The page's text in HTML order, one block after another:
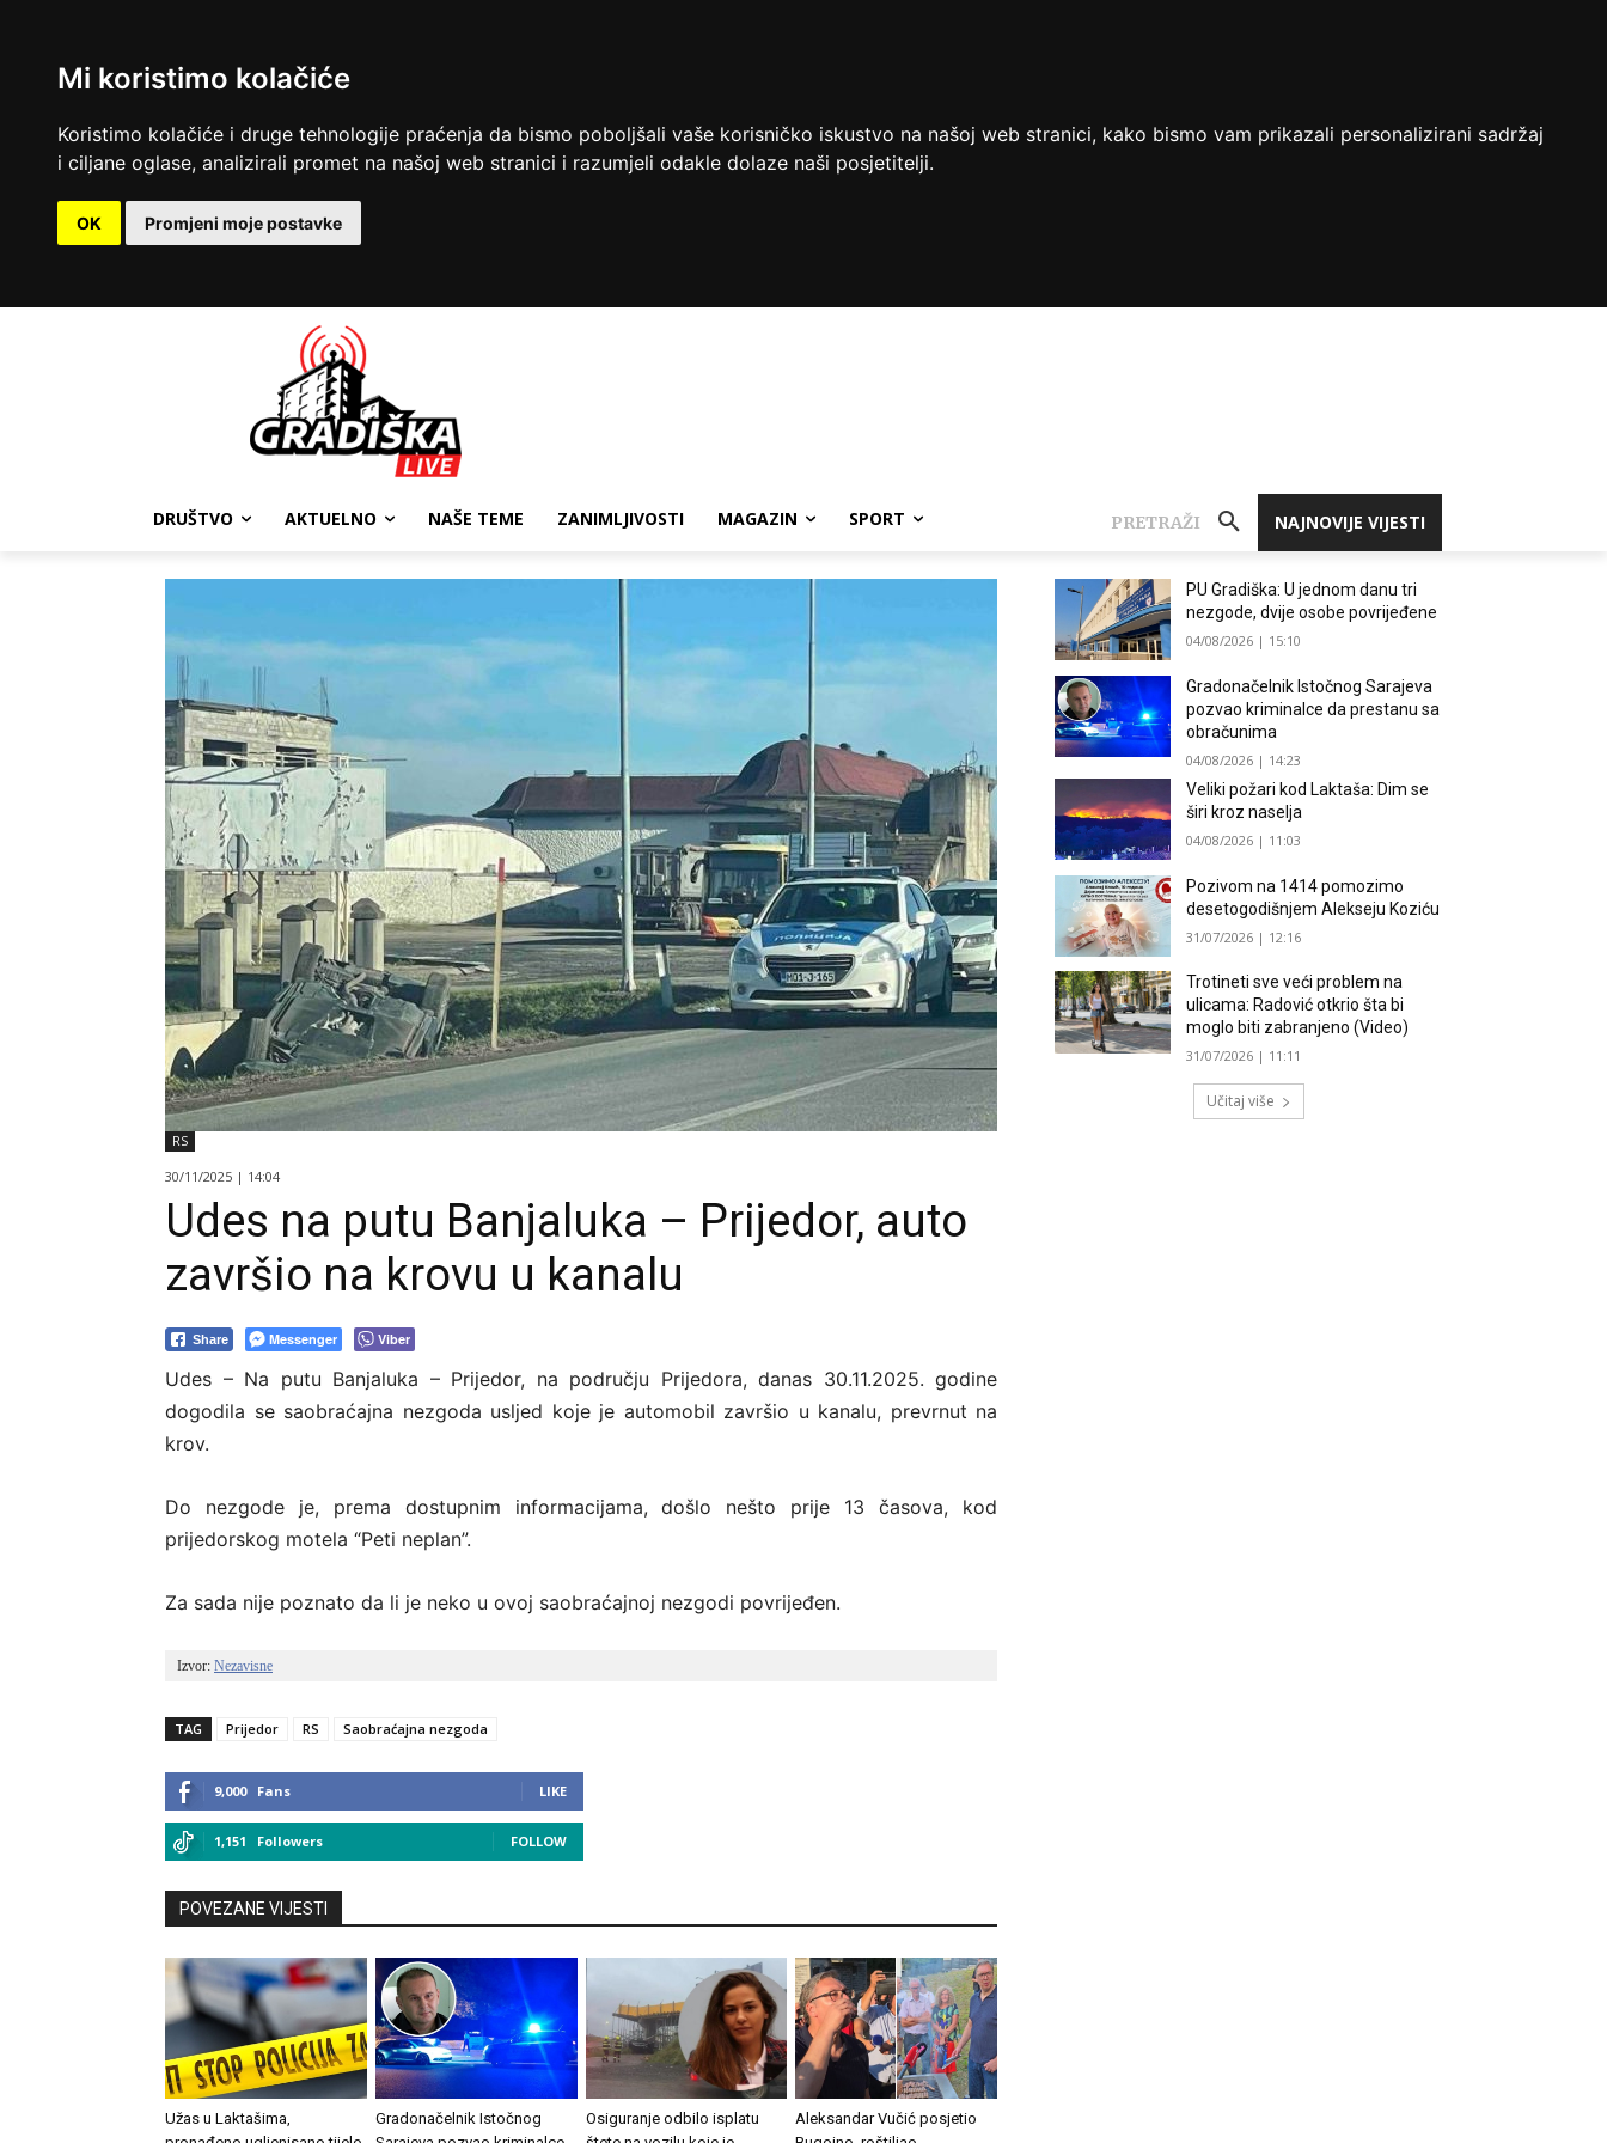
Mi koristimo kolačiće
Koristimo kolačiće i druge tehnologije praćenja da bismo poboljšali vaše korisničko iskustvo na našoj web stranici, kako bismo vam prikazali personalizirani sadržaj
i ciljane oglase, analizirali promet na našoj web stranici i razumjeli odakle dolaze naši posjetitelji.
OK Promjeni moje postavke
DRUŠTVO AKTUELNO NAŠE TEME ZANIMLJIVOSTI MAGAZIN SPORT NAJNOVIJE VIJESTI
PRETRAŽI
RS
30/11/2025 | 14:04
Udes na putu Banjaluka – Prijedor, auto
završio na krovu u kanalu
Share Messenger Viber
Udes – Na putu Banjaluka – Prijedor, na području Prijedora, danas 30.11.2025. godine
dogodila se saobraćajna nezgoda usljed koje je automobil završio u kanalu, prevrnut na
krov.
Do nezgode je, prema dostupnim informacijama, došlo nešto prije 13 časova, kod
prijedorskog motela “Peti neplan”.
Za sada nije poznato da li je neko u ovoj saobraćajnoj nezgodi povrijeđen.
Izvor: Nezavisne
TAG Prijedor RS Saobraćajna nezgoda
9,000 Fans LIKE
1,151 Followers FOLLOW
POVEZANE VIJESTI
Užas u Laktašima,
Gradonačelnik Istočnog
Osiguranje odbilo isplatu
Aleksandar Vučić posjetio
PU Gradiška: U jednom danu tri
nezgode, dvije osobe povrijeđene
04/08/2026 | 15:10
Gradonačelnik Istočnog Sarajeva
pozvao kriminalce da prestanu sa
obračunima
04/08/2026 | 14:23
Veliki požari kod Laktaša: Dim se
širi kroz naselja
04/08/2026 | 11:03
Pozivom na 1414 pomozimo
desetogodišnjem Alekseju Koziću
31/07/2026 | 12:16
Trotineti sve veći problem na
ulicama: Radović otkrio šta bi
moglo biti zabranjeno (Video)
31/07/2026 | 11:11
Učitaj više